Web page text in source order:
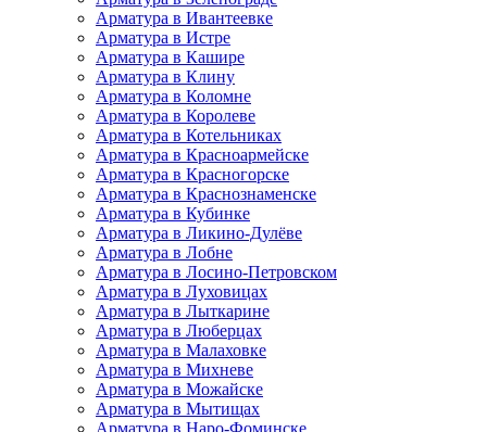
Арматура в Ивантеевке
Арматура в Истре
Арматура в Кашире
Арматура в Клину
Арматура в Коломне
Арматура в Королеве
Арматура в Котельниках
Арматура в Красноармейске
Арматура в Красногорске
Арматура в Краснознаменске
Арматура в Кубинке
Арматура в Ликино-Дулёве
Арматура в Лобне
Арматура в Лосино-Петровском
Арматура в Луховицах
Арматура в Лыткарине
Арматура в Люберцах
Арматура в Малаховке
Арматура в Михневе
Арматура в Можайске
Арматура в Мытищах
Арматура в Наро-Фоминске